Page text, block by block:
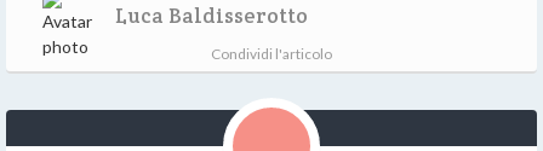
Luca Baldisserotto
Condividi l'articolo